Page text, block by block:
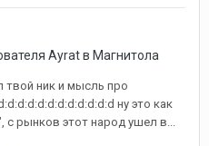
Ayratв Магнитола
твой ник и мысль про
ну это как
с рынков этот народ ушел в...